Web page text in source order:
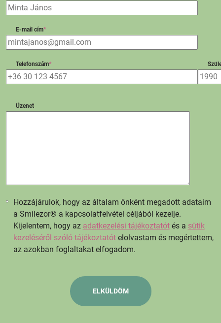
E-mail cím*
Telefonszám*
Üzenet
Hozzájárulok, hogy az általam önként megadott adataim
a Smilezor® a kapcsolatfelvétel céljából kezelje.
Kijelentem, hogy az adatkezelési tájékoztatótés a sütik
kezeléséről szóló tájékoztatótelolvastam és megértettem,
az azokban foglaltakat elfogadom.